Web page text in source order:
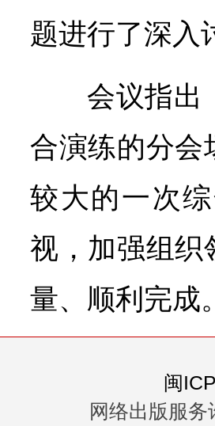
题进行了深入
会议指出
合演练的分会
较大的一次
视，加强组织
量、顺利完成。
闽
网络出版服